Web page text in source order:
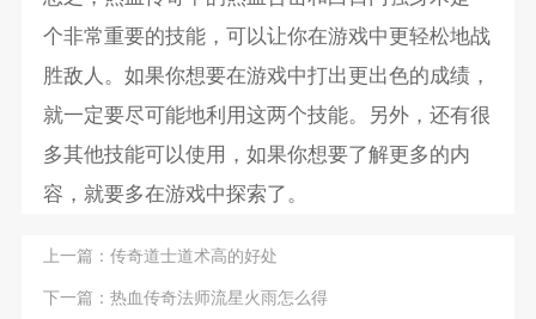
个非常重要的技能，可以让你在游戏中更轻松地战
胜敌人。如果你想要在游戏中打出更出色的成绩，
就一定要尽可能地利用这两个技能。另外，还有很
多其他技能可以使用，如果你想要了解更多的内
容，就要多在游戏中探索了。
上一篇： 传奇道士道术高的好处
下一篇： 热血传奇法师流星火雨怎么得